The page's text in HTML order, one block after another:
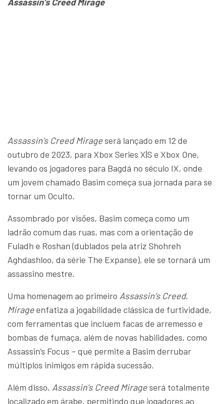
Assassin’s Creed Mirageserá lançado em 12 de
outubro de 2023, para Xbox Series X|S e Xbox One,
levando os jogadores para Bagdá no século IX, onde
um jovem chamado Basim começa sua jornada para se
tornar um Oculto.
Assombrado por visões, Basim começa como um
ladrão comum das ruas, mas com a orientação de
Fuladh e Roshan (dublados pela atriz Shohreh
Aghdashloo, da série The Expanse), ele se tornará um
assassino mestre.
Uma homenagem ao primeiro Assassin’s Creed,
Mirageenfatiza a jogabilidade clássica de furtividade,
com ferramentas que incluem facas de arremesso e
bombas de fumaça, além de novas habilidades, como
Assassin’s Focus – que permite a Basim derrubar
múltiplos inimigos em rápida sucessão.
Além disso, Assassin’s Creed Mirageserá totalmente
localizado em árabe, permitindo que jogadores ao